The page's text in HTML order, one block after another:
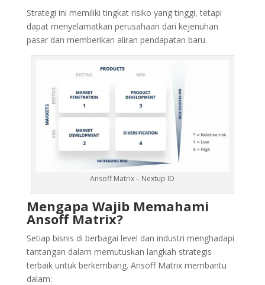
Strategi ini memiliki tingkat risiko yang tinggi, tetapi
dapat menyelamatkan perusahaan dari kejenuhan
pasar dan memberikan aliran pendapatan baru.
Ansoff Matrix – Nextup ID
Mengapa Wajib Memahami
Ansoff Matrix?
Setiap bisnis di berbagai level dan industri menghadapi
tantangan dalam memutuskan langkah strategis
terbaik untuk berkembang. Ansoff Matrix membantu
dalam: